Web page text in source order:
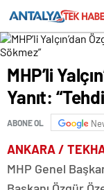
MHP’li
Yanıt:
ABONE OL
ANKARA /
MHP Genel